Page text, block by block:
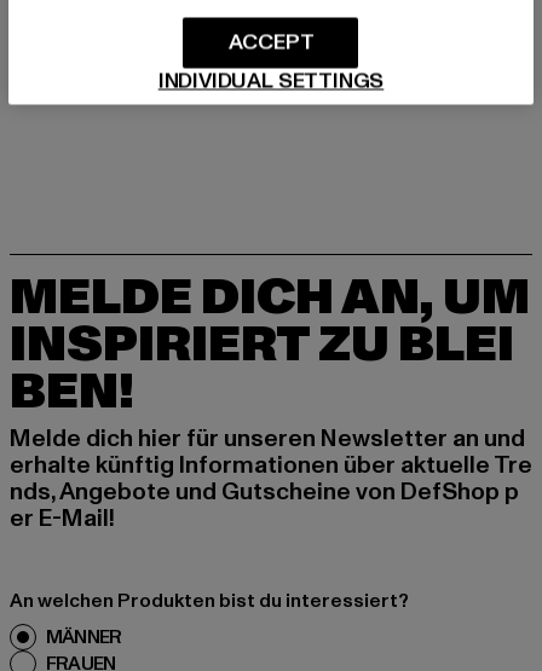
LIEFERUNG & RÜCKGABE
MELDE DICH AN, UM
INSPIRIERT ZU BLEI
BEN!
Melde dich hier für unseren Newsletter an und
erhalte künftig Informationen über aktuelle Tre
nds, Angebote und Gutscheine von DefShop p
er E-Mail!
An welchen Produkten bist du interessiert?
MÄNNER
FRAUEN
INDIVIDUAL SETTINGS
ACCEPT